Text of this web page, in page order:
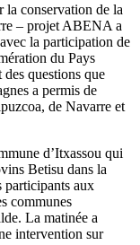
la conservation de la
– projet ABENA a
la participation de
du Pays
questions que
a permis de
de Navarre et
d’Itxassou qui
Betisu dans la
participants aux
communes
La matinée a
intervention sur